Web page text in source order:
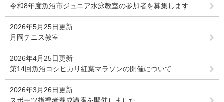
令和8年度魚沼市ジュニア水泳教室の参加者を募集します
2026年5月25日更新
月岡テニス教室
2026年4月25日更新
第14回魚沼コシヒカリ紅葉マラソンの開催について
2026年3月26日更新